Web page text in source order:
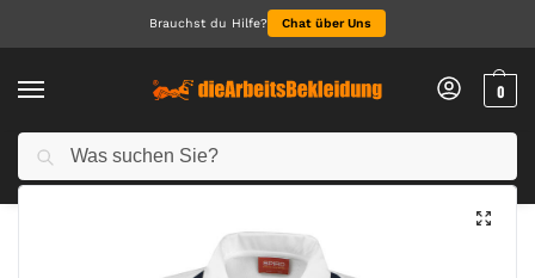
Brauchst du Hilfe? Chat über Uns
0
Start Arbeitskleidung Damen